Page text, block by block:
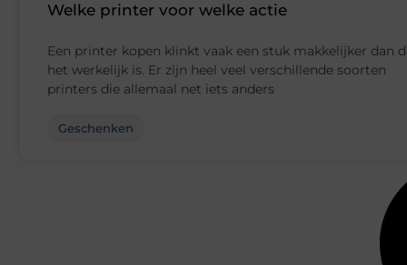
Welke printer voor welke actie
Een printer kopen klinkt vaak een stuk makkelijker dan
het werkelijk is. Er zijn heel veel verschillende soorten
printers die allemaal net iets anders
Geschenken